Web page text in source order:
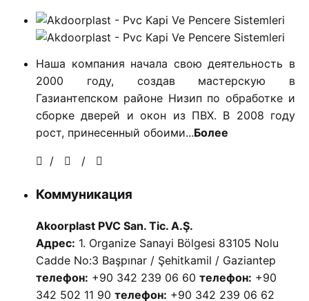
Наша компания начала свою деятельность в
2000 году, создав мастерскую в
Газиантепском районе Низип по обработке и
сборке дверей и окон из ПВХ. В 2008 году
рост, принесенный обоими...Более
/ /
Коммуникация
Akoorplast PVC San. Tic. A.Ş.
Адрес: 1. Organize Sanayi Bölgesi 83105 Nolu
Cadde No:3 Başpınar / Şehitkamil / Gaziantep
телефон: +90 342 239 06 60 телефон: +90
342 502 11 90 телефон: +90 342 239 06 62